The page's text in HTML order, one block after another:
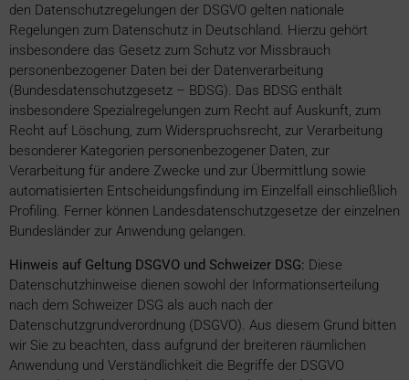
den Datenschutzregelungen der DSGVO gelten nationale
Regelungen zum Datenschutz in Deutschland. Hierzu gehört
insbesondere das Gesetz zum Schutz vor Missbrauch
personenbezogener Daten bei der Datenverarbeitung
(Bundesdatenschutzgesetz – BDSG). Das BDSG enthält
insbesondere Spezialregelungen zum Recht auf Auskunft, zum
Recht auf Löschung, zum Widerspruchsrecht, zur Verarbeitung
besonderer Kategorien personenbezogener Daten, zur
Verarbeitung für andere Zwecke und zur Übermittlung sowie
automatisierten Entscheidungsfindung im Einzelfall einschließlich
Profiling. Ferner können Landesdatenschutzgesetze der einzelnen
Bundesländer zur Anwendung gelangen.
Hinweis auf Geltung DSGVO und Schweizer DSG: Diese
Datenschutzhinweise dienen sowohl der Informationserteilung
nach dem Schweizer DSG als auch nach der
Datenschutzgrundverordnung (DSGVO). Aus diesem Grund bitten
wir Sie zu beachten, dass aufgrund der breiteren räumlichen
Anwendung und Verständlichkeit die Begriffe der DSGVO